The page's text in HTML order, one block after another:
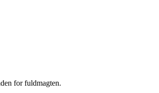
for fuldmagten.